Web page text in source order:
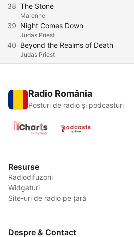
38 The Stone
Marenne
39 Night Comes Down
Judas Priest
40 Beyond the Realms of Death
Judas Priest
Radio România
Posturi de radio și podcasturi
Resurse
Radiodifuzorii
Widgeturi
Site-uri de radio pe țară
Despre & Contact